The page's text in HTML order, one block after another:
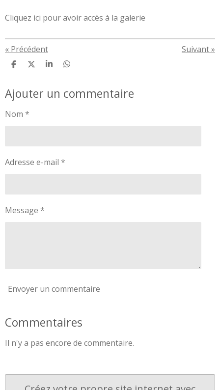
Cliquez ici pour avoir accès à la galerie
« Précédent Suivant»
P
t
a
e
P
t
a
P
t
a
P
t
a
Ajouter un commentaire
Nom *
Adresse e-mail *
Message *
Envoyer un commentaire
Commentaires
Il n'y a pas encore de commentaire.